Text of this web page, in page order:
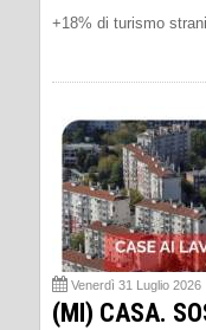
+18% di turismo
Venerdì 31 Luglio 2026
(MI) CASA.